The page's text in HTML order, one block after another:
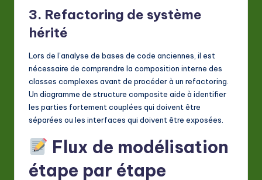
3. Refactoring de système
hérité
Lors de l’analyse de bases de code anciennes, il est
nécessaire de comprendre la composition interne des
classes complexes avant de procéder à un refactoring.
Un diagramme de structure composite aide à identifier
les parties fortement couplées qui doivent être
séparées ou les interfaces qui doivent être exposées.
Flux de modélisation
étape par étape